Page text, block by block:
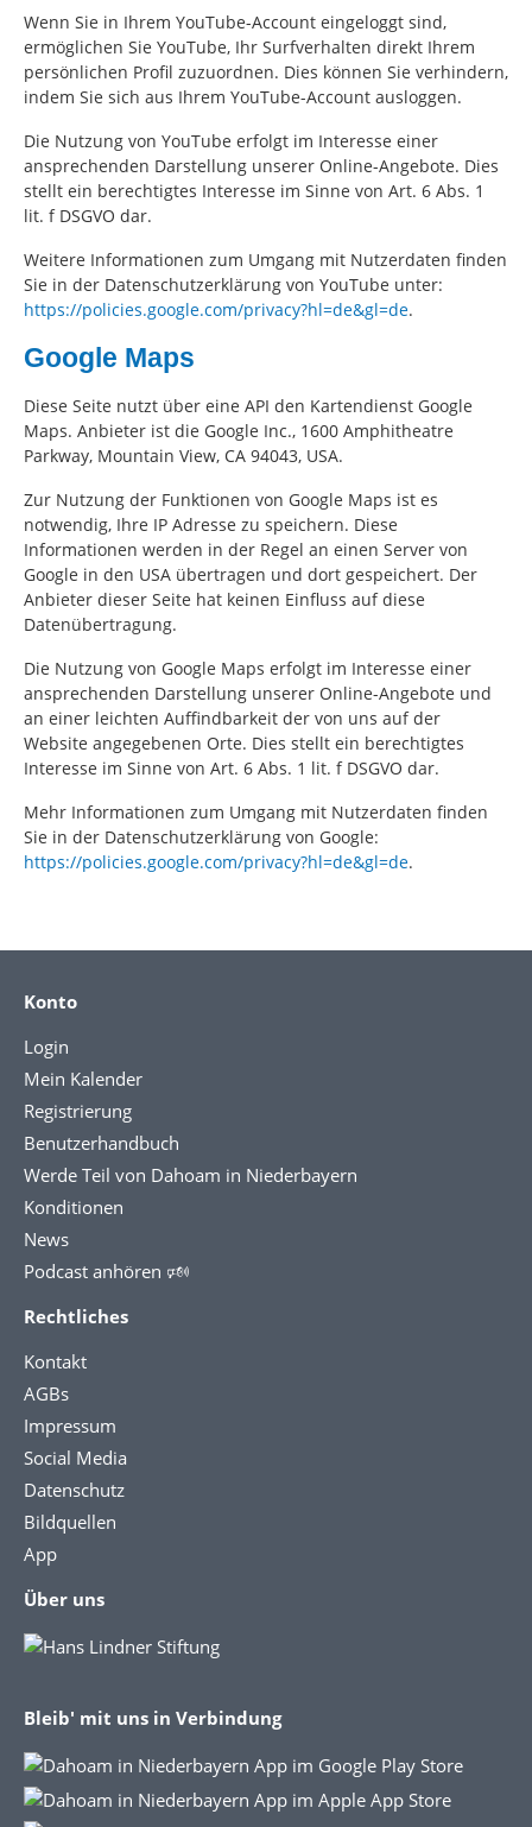
Wenn Sie in Ihrem YouTube-Account eingeloggt sind,
ermöglichen Sie YouTube, Ihr Surfverhalten direkt Ihrem
persönlichen Profil zuzuordnen. Dies können Sie verhindern,
indem Sie sich aus Ihrem YouTube-Account ausloggen.
Die Nutzung von YouTube erfolgt im Interesse einer
ansprechenden Darstellung unserer Online-Angebote. Dies
stellt ein berechtigtes Interesse im Sinne von Art. 6 Abs. 1
lit. f DSGVO dar.
Weitere Informationen zum Umgang mit Nutzerdaten finden
Sie in der Datenschutzerklärung von YouTube unter:
https://policies.google.com/privacy?hl=de&gl=de.
Google Maps
Diese Seite nutzt über eine API den Kartendienst Google
Maps. Anbieter ist die Google Inc., 1600 Amphitheatre
Parkway, Mountain View, CA 94043, USA.
Zur Nutzung der Funktionen von Google Maps ist es
notwendig, Ihre IP Adresse zu speichern. Diese
Informationen werden in der Regel an einen Server von
Google in den USA übertragen und dort gespeichert. Der
Anbieter dieser Seite hat keinen Einfluss auf diese
Datenübertragung.
Die Nutzung von Google Maps erfolgt im Interesse einer
ansprechenden Darstellung unserer Online-Angebote und
an einer leichten Auffindbarkeit der von uns auf der
Website angegebenen Orte. Dies stellt ein berechtigtes
Interesse im Sinne von Art. 6 Abs. 1 lit. f DSGVO dar.
Mehr Informationen zum Umgang mit Nutzerdaten finden
Sie in der Datenschutzerklärung von Google:
https://policies.google.com/privacy?hl=de&gl=de.
Konto
Login
Mein Kalender
Registrierung
Benutzerhandbuch
Werde Teil von Dahoam in Niederbayern
Konditionen
News
Podcast anhören 🕬
Rechtliches
Kontakt
AGBs
Impressum
Social Media
Datenschutz
Bildquellen
App
Über uns
Bleib' mit uns in Verbindung